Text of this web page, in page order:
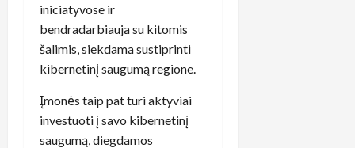
iniciatyvose ir
bendradarbiauja su kitomis
šalimis, siekdama sustiprinti
kibernetinį saugumą regione.
Įmonės taip pat turi aktyviai
investuoti į savo kibernetinį
saugumą, diegdamos